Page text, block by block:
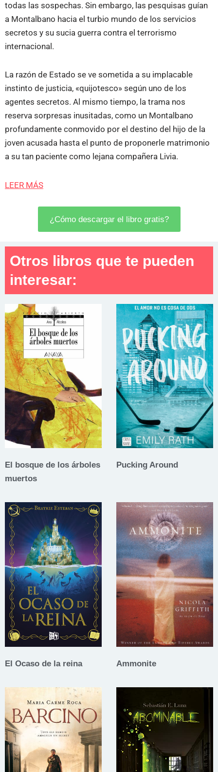
todas las sospechas. Sin embargo, las pesquisas guían
a Montalbano hacia el turbio mundo de los servicios
secretos y su sucia guerra contra el terrorismo
internacional.
La razón de Estado se ve sometida a su implacable
instinto de justicia, «quijotesco» según uno de los
agentes secretos. Al mismo tiempo, la trama nos
reserva sorpresas inusitadas, como un Montalbano
profundamente conmovido por el destino del hijo de la
joven acusada hasta el punto de proponerle matrimonio
a su tan paciente como lejana compañera Livia.
LEER MÁS
¿Cómo descargar el libro gratis?
Otros libros que te pueden
interesar:
El bosque de los árboles
muertos
Pucking Around
El Ocaso de la reina Ammonite